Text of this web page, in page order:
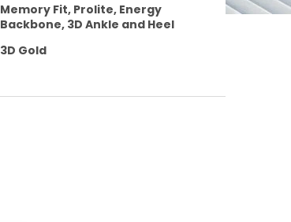
Memory Fit, Prolite, Energy
Backbone, 3D Ankle and Heel
3D Gold